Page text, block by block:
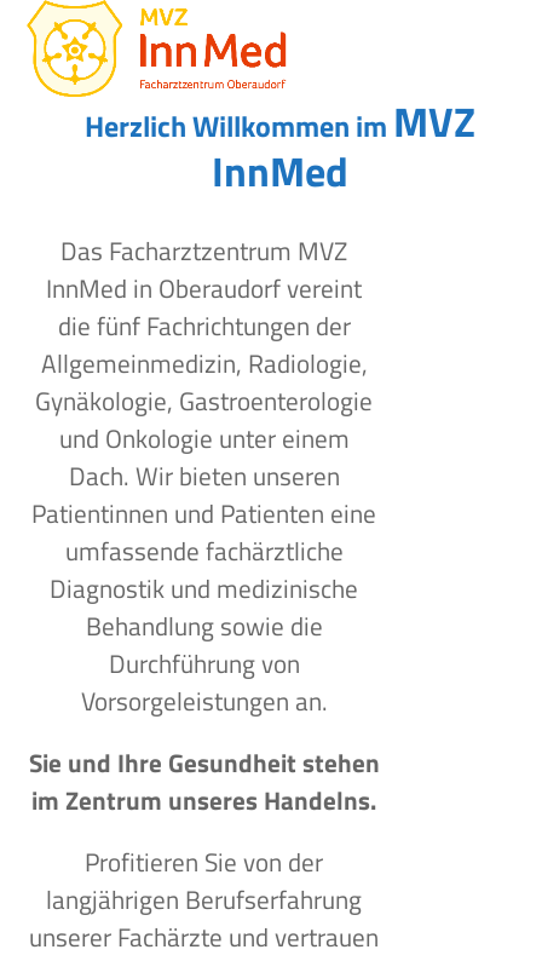
Skip
content
Open
mobile
menu
Close
mobile
menu
Herzlich Willkommen im MVZ
InnMed
Das Facharztzentrum MVZ
InnMed in Oberaudorf vereint
die fünf Fachrichtungen der
Allgemeinmedizin, Radiologie,
Gynäkologie, Gastroenterologie
und Onkologie unter einem
Dach. Wir bieten unseren
Patientinnen und Patienten eine
umfassende fachärztliche
Diagnostik und medizinische
Behandlung sowie die
Durchführung von
Vorsorgeleistungen an.
Sie und Ihre Gesundheit stehen
im Zentrum unseres Handelns.
Profitieren Sie von der
langjährigen Berufserfahrung
unserer Fachärzte und vertrauen